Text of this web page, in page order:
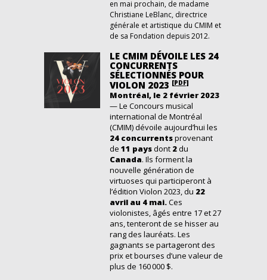
en mai prochain, de madame
Christiane LeBlanc, directrice
générale et artistique du CMIM et
de sa Fondation depuis 2012.
LE CMIM DÉVOILE LES 24
CONCURRENTS
SÉLECTIONNÉS POUR
VIOLON 2023 [PDF]
Montréal, le 2 février 2023
—Le Concours musical
international de Montréal
(CMIM) dévoile aujourd’hui les
24 concurrentsprovenant
de 11 paysdont 2du
Canada. Ils forment la
nouvelle génération de
virtuoses qui participeront à
l’édition Violon 2023,du 22
avril au 4 mai.Ces
violonistes, âgés entre 17 et 27
ans, tenteront de se hisser au
rang des lauréats. Les
gagnants se partageront des
prix et bourses d’une valeurde
plus de 160 000 $.